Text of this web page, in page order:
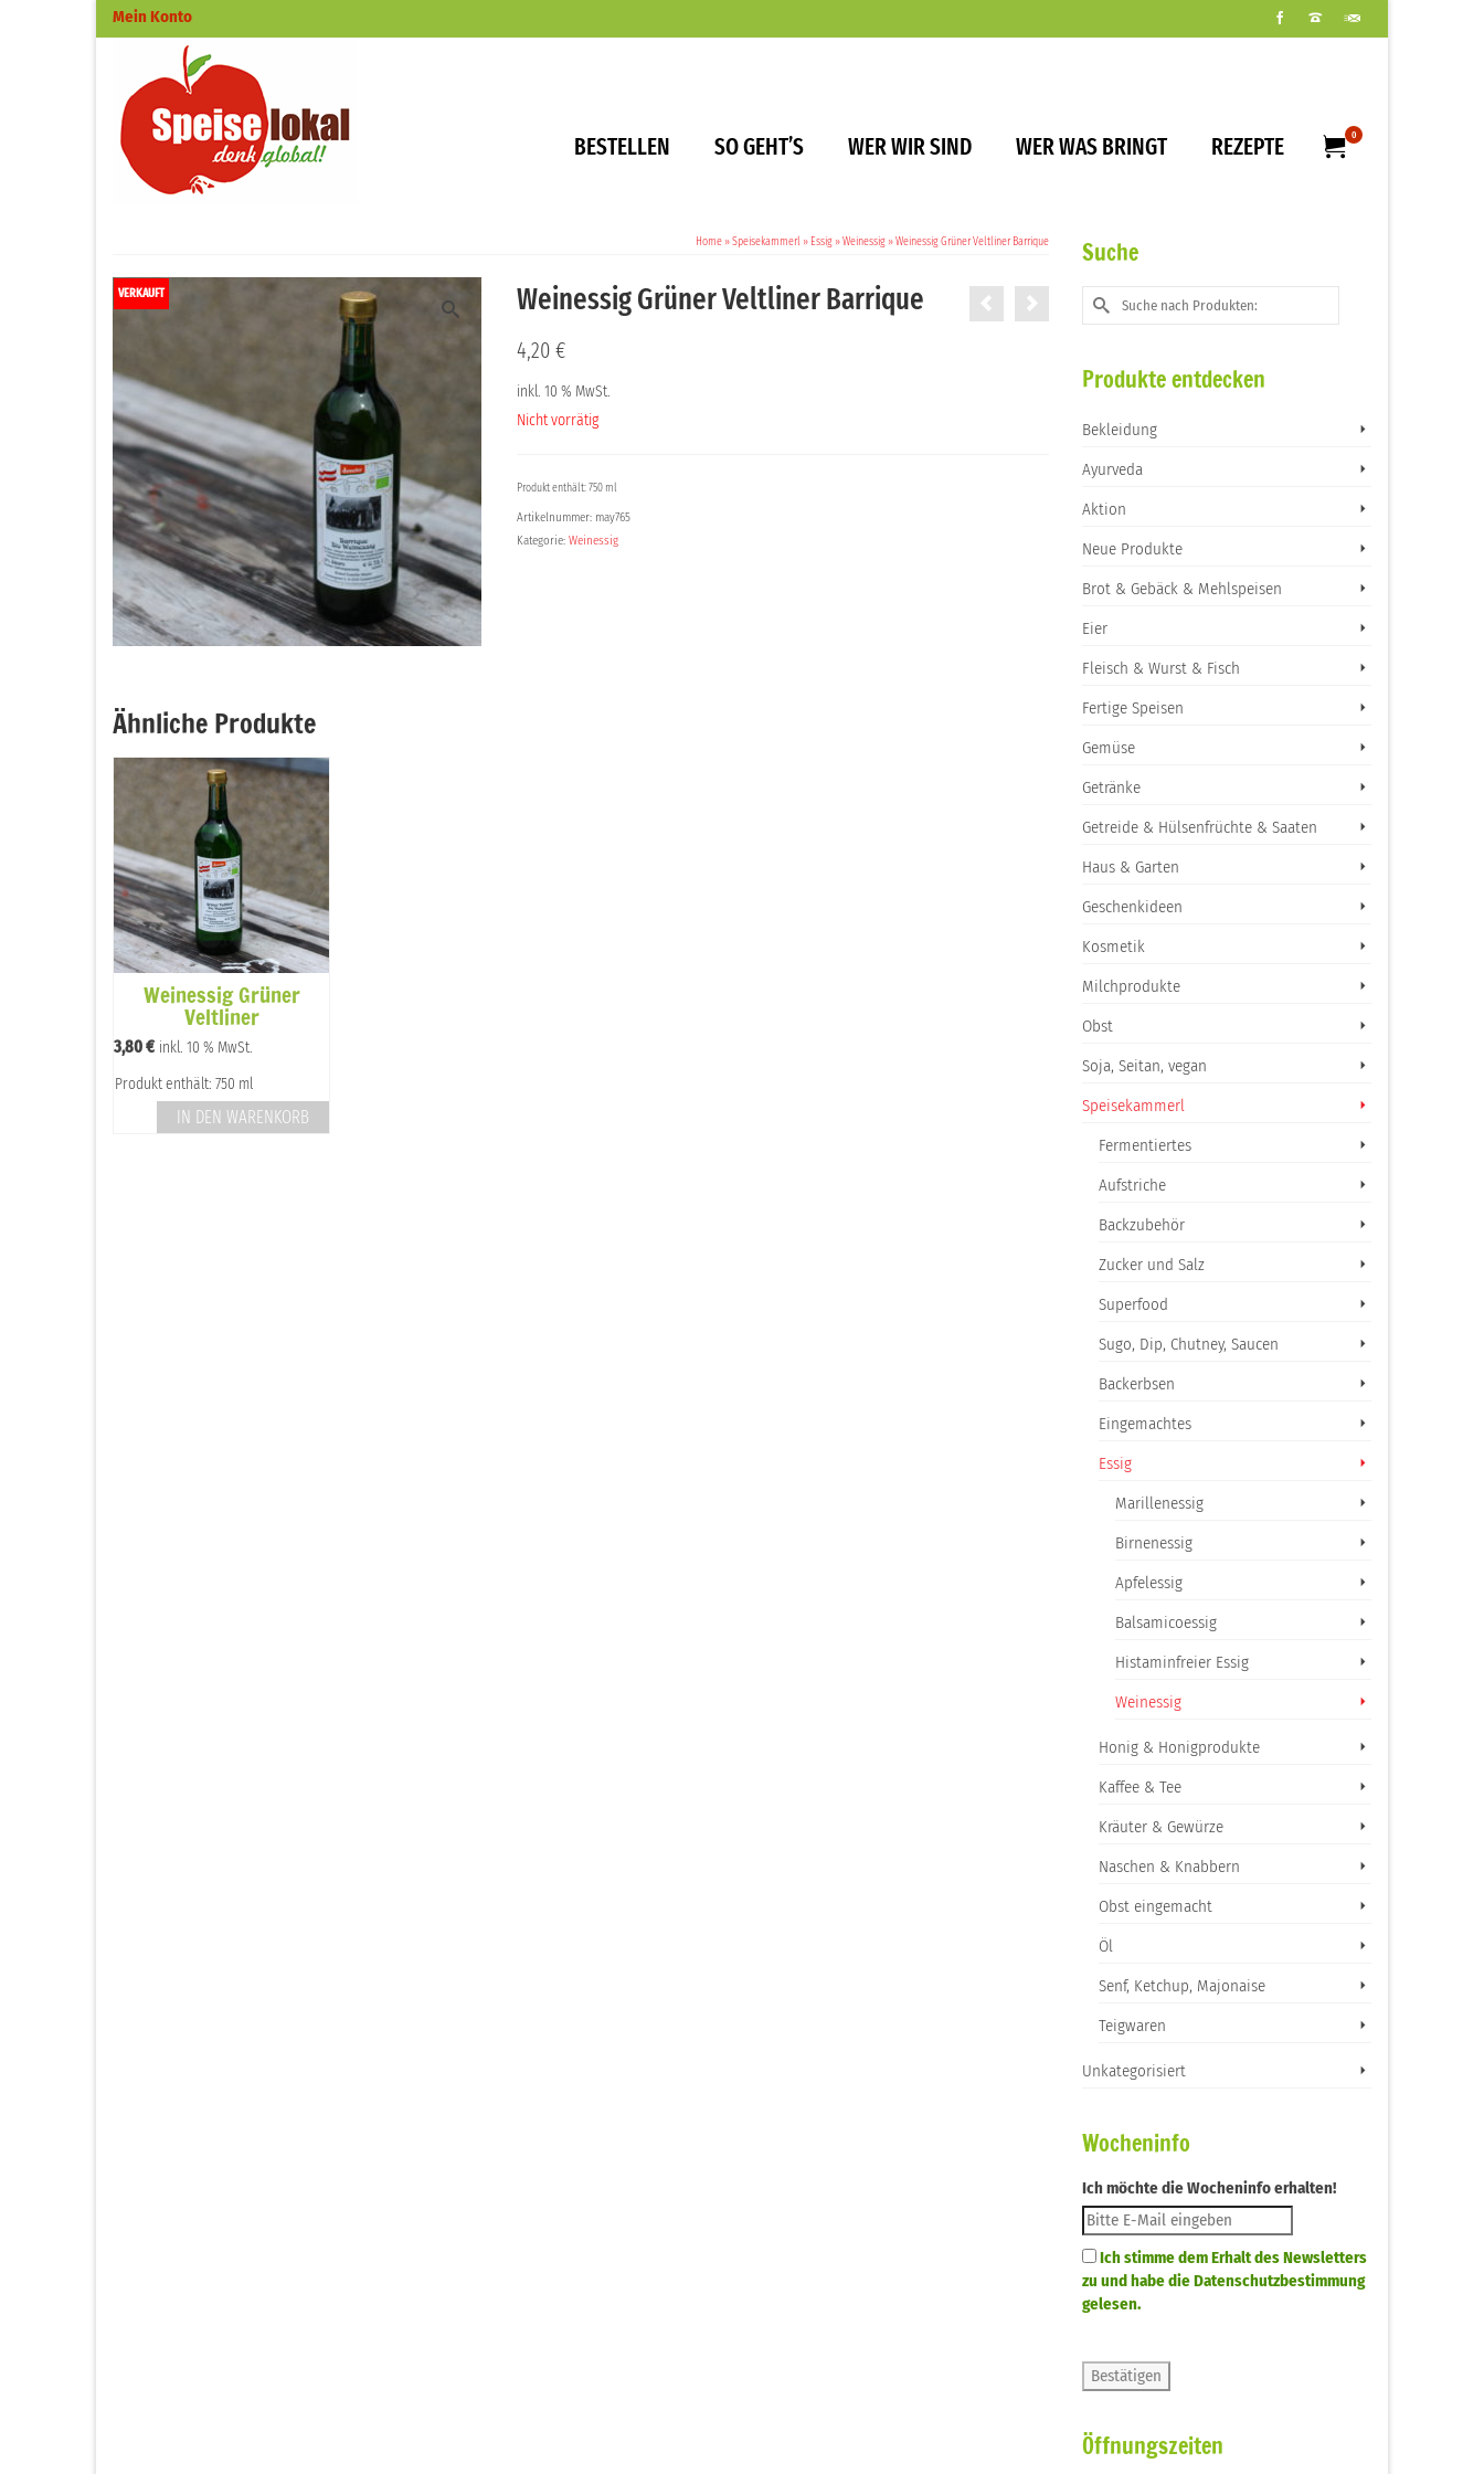
Mein Konto
BESTELLEN SO GEHT’S WER WIR SIND WER WAS BRINGT REZEPTE 0
Home » Speisekammerl » Essig » Weinessig » Weinessig Grüner Veltliner Barrique
VERKAUFT Weinessig Grüner Veltliner Barrique
4,20 €
inkl. 10 % MwSt.
Nicht vorrätig
Produkt enthält: 750 ml
Artikelnummer: may765
Kategorie: Weinessig
Ähnliche Produkte
Weinessig Grüner
Veltliner
3,80€ inkl. 10 % MwSt.
Produkt enthält: 750 ml
IN DEN WARENKORB
Suche
Suche
nach:
Produkte entdecken
Bekleidung
Ayurveda
Aktion
Neue Produkte
Brot & Gebäck & Mehlspeisen
Eier
Fleisch & Wurst & Fisch
Fertige Speisen
Gemüse
Getränke
Getreide & Hülsenfrüchte & Saaten
Haus & Garten
Geschenkideen
Kosmetik
Milchprodukte
Obst
Soja, Seitan, vegan
Speisekammerl
Fermentiertes
Aufstriche
Backzubehör
Zucker und Salz
Superfood
Sugo, Dip, Chutney, Saucen
Backerbsen
Eingemachtes
Essig
Marillenessig
Birnenessig
Apfelessig
Balsamicoessig
Histaminfreier Essig
Weinessig
Honig & Honigprodukte
Kaffee & Tee
Kräuter & Gewürze
Naschen & Knabbern
Obst eingemacht
Öl
Senf, Ketchup, Majonaise
Teigwaren
Unkategorisiert
Wocheninfo
Ich möchte die Wocheninfo erhalten!
Ich stimme dem Erhalt des Newsletters
zu und habe die Datenschutzbestimmung
gelesen.
Öffnungszeiten